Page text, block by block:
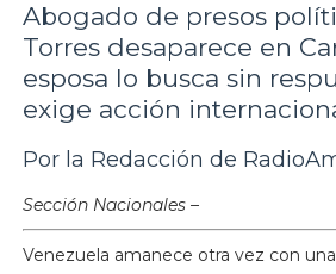
Abogado de presos
Torres desaparece en
esposa lo busca sin
exige acción
Por la Redacción de
Sección Nacionales –
Venezuela amanece otra vez con